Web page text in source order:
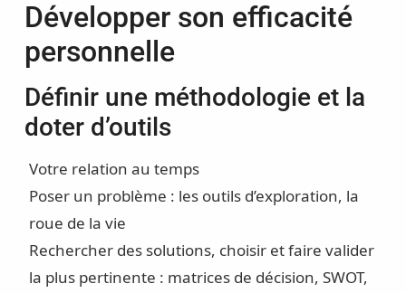
Développer son efficacité
personnelle
Définir une méthodologie et la
doter d’outils
Votre relation au temps
Poser un problème : les outils d’exploration, la
roue de la vie
Rechercher des solutions, choisir et faire valider
la plus pertinente : matrices de décision, SWOT,